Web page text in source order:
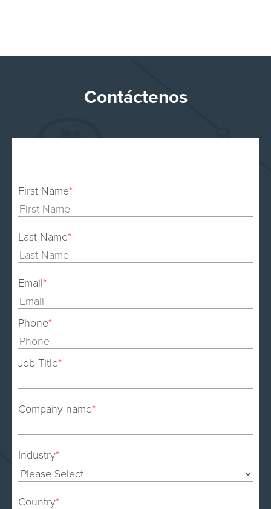
Contáctenos
First Name*
Last Name*
Email*
Phone*
Job Title*
Company name*
Industry*
Country*